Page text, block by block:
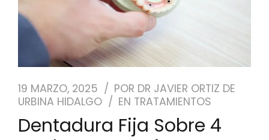
SEGUROS DENTALES
PEDIR CITA
19 MARZO, 2025 POR DR JAVIER ORTIZ DE
URBINA HIDALGO
EN TRATAMIENTOS
Dentadura Fija Sobre 4